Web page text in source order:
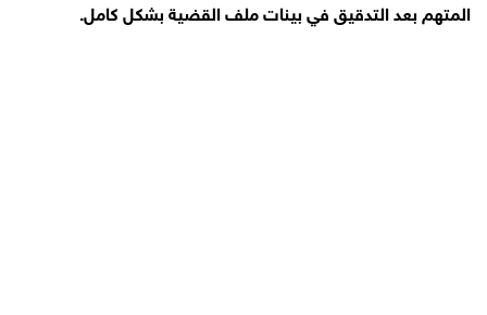
المتهم بعد التدقيق في بينات ملف القضية بشكل كامل.